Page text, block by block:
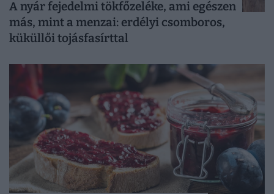
A nyár fejedelmi tökfőzeléke, ami egészen
más, mint a menzai: erdélyi csomboros,
küküllői tojásfasírttal